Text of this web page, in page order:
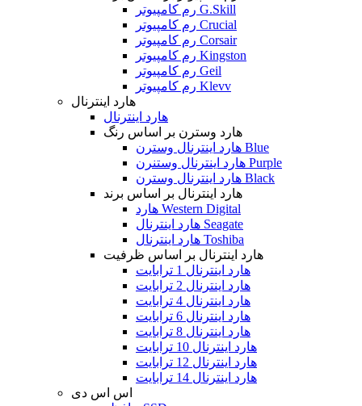
رم کامپیوتر G.Skill
رم کامپیوتر Crucial
رم کامپیوتر Corsair
رم کامپیوتر Kingston
رم کامپیوتر Geil
رم کامپیوتر Klevv
هارد اینترنال
هارد اینترنال
هارد وسترن بر اساس رنگ
هارد اینترنال وسترن Blue
هارد اینترنال وستنرن Purple
هارد اینترنال وسترن Black
هارد اینترنال بر اساس برند
هارد Western Digital
هارد اینترنال Seagate
هارد اینترنال Toshiba
هارد اینترنال بر اساس ظرفیت
هارد اینترنال 1 ترابایت
هارد اینترنال 2 ترابایت
هارد اینترنال 4 ترابایت
هارد اینترنال 6 ترابایت
هارد اینترنال 8 ترابایت
هارد اینترنال 10 ترابایت
هارد اینترنال 12 ترابایت
هارد اینترنال 14 ترابایت
اس اس دی